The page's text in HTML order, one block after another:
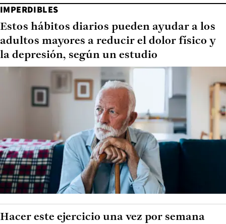
IMPERDIBLES
Estos hábitos diarios pueden ayudar a los
adultos mayores a reducir el dolor físico y
la depresión, según un estudio
Hacer este ejercicio una vez por semana